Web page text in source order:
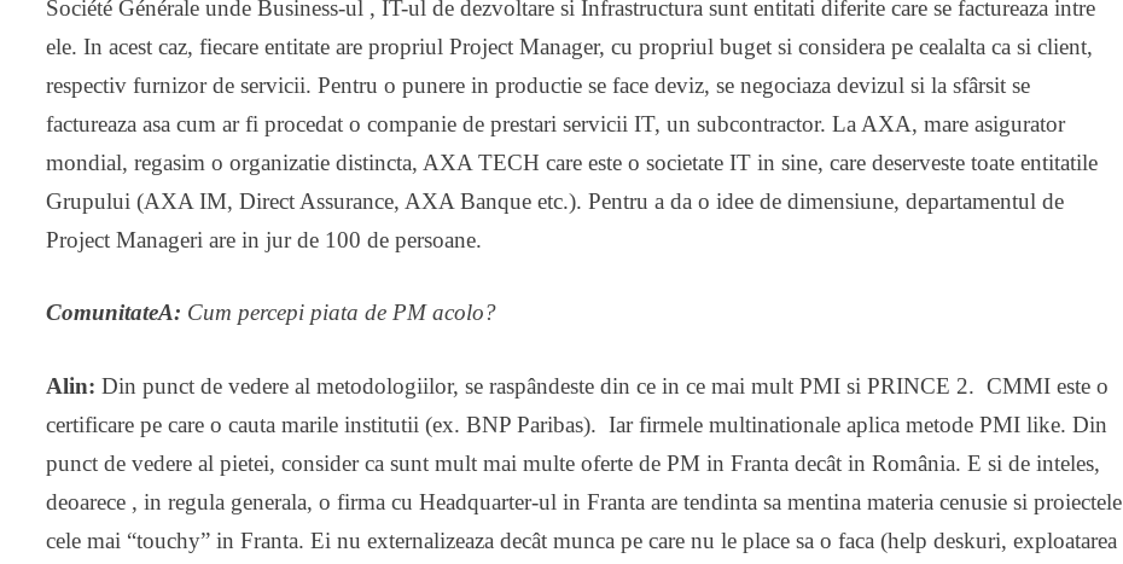
Société Générale unde Business-ul , IT-ul de dezvoltare si Infrastructura sunt entitati diferite care se factureaza intre
ele. In acest caz, fiecare entitate are propriul Project Manager, cu propriul buget si considera pe cealalta ca si client,
respectiv furnizor de servicii. Pentru o punere in productie se face deviz, se negociaza devizul si la sfârsit se
factureaza asa cum ar fi procedat o companie de prestari servicii IT, un subcontractor. La AXA, mare asigurator
mondial, regasim o organizatie distincta, AXA TECH care este o societate IT in sine, care deserveste toate entitatile
Grupului (AXA IM, Direct Assurance, AXA Banque etc.). Pentru a da o idee de dimensiune, departamentul de
Project Manageri are in jur de 100 de persoane.
ComunitateA: Cum percepi piata de PM acolo?
Alin: Din punct de vedere al metodologiilor, se raspândeste din ce in ce mai mult PMI si PRINCE 2. CMMI este o
certificare pe care o cauta marile institutii (ex. BNP Paribas). Iar firmele multinationale aplica metode PMI like. Din
punct de vedere al pietei, consider ca sunt mult mai multe oferte de PM in Franta decât in România. E si de inteles,
deoarece , in regula generala, o firma cu Headquarter-ul in Franta are tendinta sa mentina materia cenusie si proiectele
cele mai “touchy” in Franta. Ei nu externalizeaza decât munca pe care nu le place sa o faca (help deskuri, exploatarea